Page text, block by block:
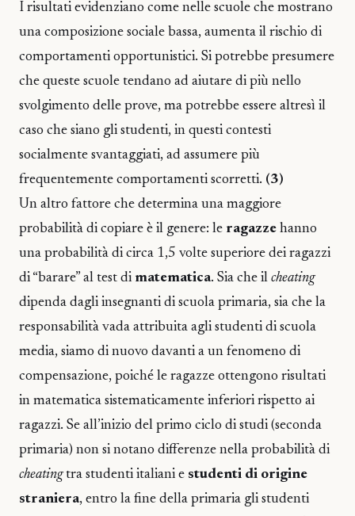
I risultati evidenziano come nelle scuole che mostrano
una composizione sociale bassa, aumenta il rischio di
comportamenti opportunistici. Si potrebbe presumere
che queste scuole tendano ad aiutare di più nello
svolgimento delle prove, ma potrebbe essere altresì il
caso che siano gli studenti, in questi contesti
socialmente svantaggiati, ad assumere più
frequentemente comportamenti scorretti. (3)
Un altro fattore che determina una maggiore
probabilità di copiare è il genere: le ragazze hanno
una probabilità di circa 1,5 volte superiore dei ragazzi
di “barare” al test di matematica. Sia che il cheating
dipenda dagli insegnanti di scuola primaria, sia che la
responsabilità vada attribuita agli studenti di scuola
media, siamo di nuovo davanti a un fenomeno di
compensazione, poiché le ragazze ottengono risultati
in matematica sistematicamente inferiori rispetto ai
ragazzi. Se all’inizio del primo ciclo di studi (seconda
primaria) non si notano differenze nella probabilità di
cheatingtra studenti italiani e studenti di origine
straniera, entro la fine della primaria gli studenti